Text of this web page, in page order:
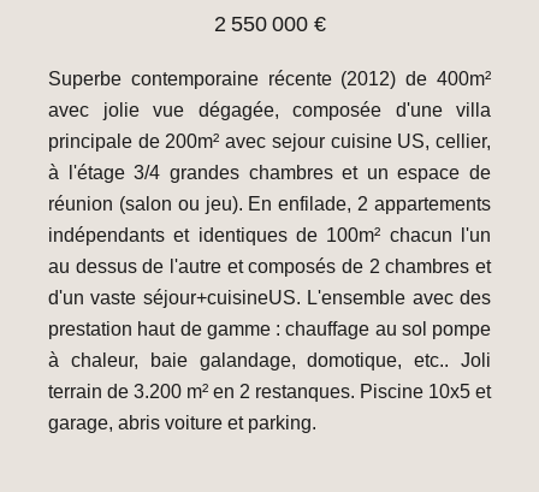
2 550 000 €
Superbe contemporaine récente (2012) de 400m²
avec jolie vue dégagée, composée d'une villa
principale de 200m² avec sejour cuisine US, cellier,
à l'étage 3/4 grandes chambres et un espace de
réunion (salon ou jeu). En enfilade, 2 appartements
indépendants et identiques de 100m² chacun l'un
au dessus de l'autre et composés de 2 chambres et
d'un vaste séjour+cuisineUS. L'ensemble avec des
prestation haut de gamme : chauffage au sol pompe
à chaleur, baie galandage, domotique, etc.. Joli
terrain de 3.200 m² en 2 restanques. Piscine 10x5 et
garage, abris voiture et parking.